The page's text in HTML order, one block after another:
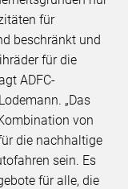
für
beschränkt und
für die
ADFC-
„Das
von
die nachhaltige
sein. Es
für alle, die